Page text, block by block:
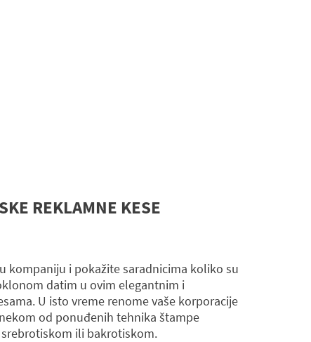
REKLAMNE KESE
kompaniju i pokažite saradnicima koliko su
datim u ovim elegantnim i
U isto vreme renome vaše korporacije
od ponuđenih tehnika štampe
ili bakrotiskom.